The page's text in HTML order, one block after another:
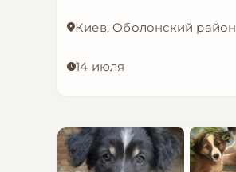
Киев, Оболонский район
14 июля